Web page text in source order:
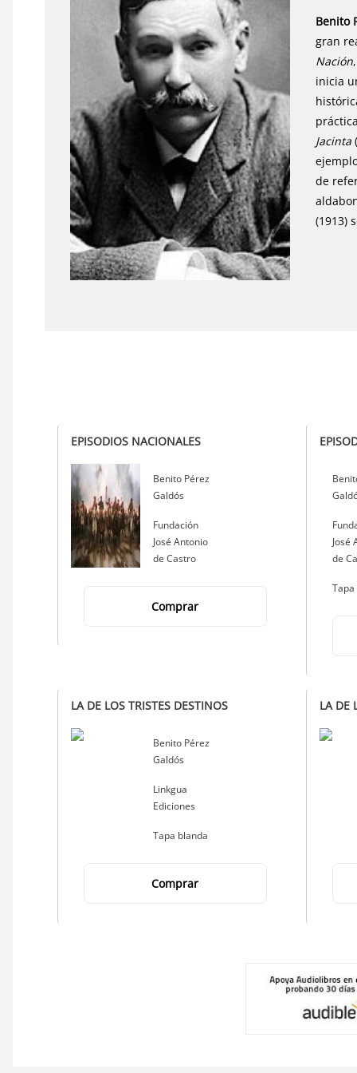
Benito
gran
Nación
inicia
Jacinta
de
(1913)
EPISODIOS NACIONALES
Autor
Benito Pérez
Galdós
Editorial
Fundación
José Antonio
de Castro
Comprar
Autor
José
de
LA DE LOS TRISTES DESTINOS
Autor
Benito Pérez
Galdós
Editorial
Linkgua
Ediciones
Tapa blanda
Comprar
LA DE